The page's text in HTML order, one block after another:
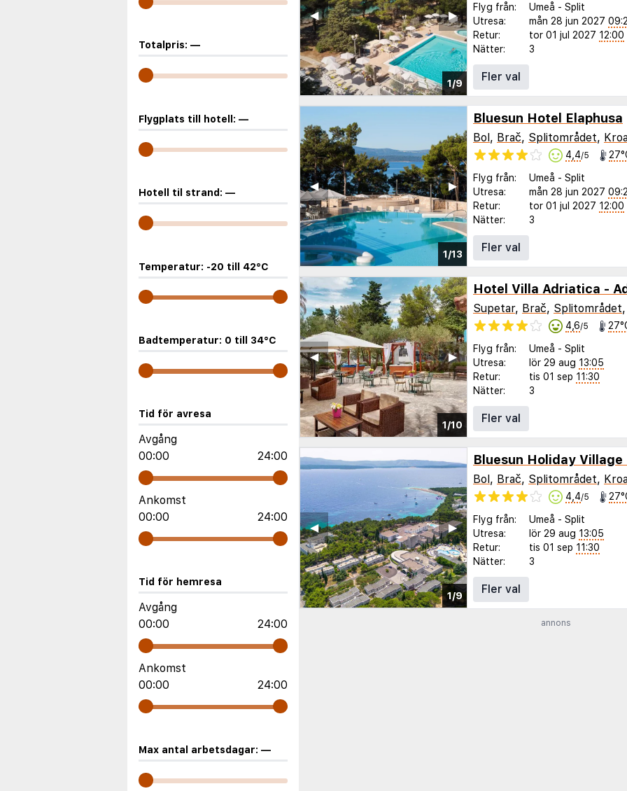
Totalpris: —
Flygplats till hotell: —
Hotell til strand: —
Temperatur: -20 till 42°C
Badtemperatur: 0 till 34°C
Tid för avresa
Avgång
00:00
24:00
Ankomst
00:00
24:00
Tid för hemresa
Avgång
00:00
24:00
Ankomst
00:00
24:00
Max antal arbetsdagar: —
1/9
▶︎
◀︎
Flyg från: Umeå - Split
Utresa:
mån 28 jun 2027
Retur:
tor 01 jul 2027 12:00
Nätter:
3
Fler val
1/13
▶︎
◀︎
Bluesun Hotel Elaphusa
Bol, Brač, Splitområdet,
4,4/5
Flyg från: Umeå - Split
Utresa:
mån 28 jun 2027
Retur:
tor 01 jul 2027 12:00
Nätter:
3
Fler val
1/10
▶︎
◀︎
Hotel Villa Adriatica -
Supetar, Brač, Splitområdet,
4,6/5
Flyg från: Umeå - Split
Utresa:
lör 29 aug 13:05
Retur:
tis 01 sep 11:30
Nätter:
3
Fler val
1/9
▶︎
◀︎
Bluesun Holiday Village
Bol, Brač, Splitområdet,
4,4/5
Flyg från: Umeå - Split
Utresa:
lör 29 aug 13:05
Retur:
tis 01 sep 11:30
Nätter:
3
Fler val
annons